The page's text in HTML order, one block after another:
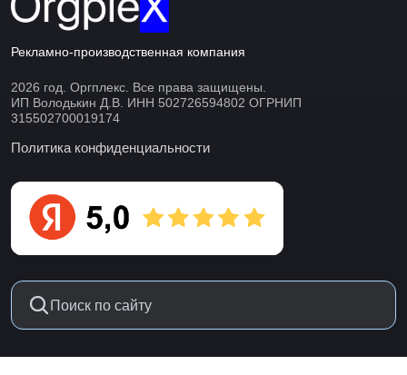
Рекламно-производственная компания
2026 год. Оргплекс. Все права защищены.
ИП Володькин Д.В. ИНН 502726594802 ОГРНИП
315502700019174
Политика конфиденциальности